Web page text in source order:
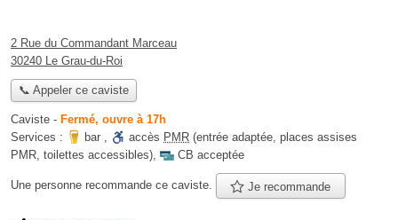
2 Rue du Commandant Marceau
30240 Le Grau-du-Roi
📞 Appeler ce caviste
Caviste - Fermé, ouvre à 17h
Services :
bar , accès PMR (entrée adaptée, places assises
PMR, toilettes accessibles), CB acceptée
Une personne recommande ce caviste. Je recommande